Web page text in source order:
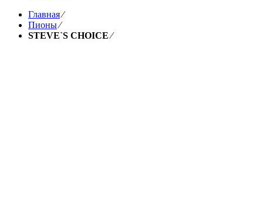
Главная⁄
Пионы⁄
STEVE`S CHOICE⁄